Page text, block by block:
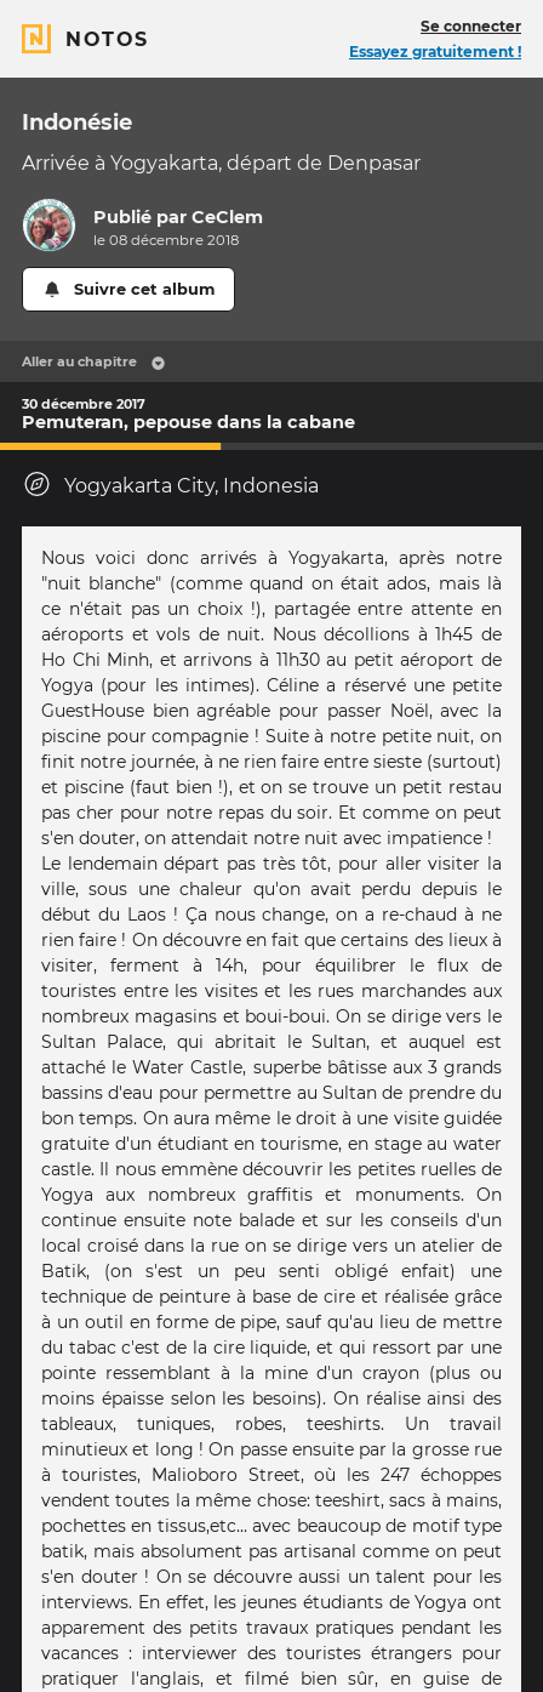
NOTOS
Se connecter
Essayez gratuitement !
Indonésie
Arrivée à Yogyakarta, départ de Denpasar
Publié parCeClem
le 08 décembre 2018
Suivre cet album
Aller au chapitre
30 décembre 2017
Pemuteran, pepouse dans la cabane
Yogyakarta City, Indonesia
Nous voici donc arrivés à Yogyakarta, après notre
"nuit blanche" (comme quand on était ados, mais là
ce n'était pas un choix !), partagée entre attente en
aéroports et vols de nuit. Nous décollions à 1h45 de
Ho Chi Minh, et arrivons à 11h30 au petit aéroport de
Yogya (pour les intimes). Céline a réservé une petite
GuestHouse bien agréable pour passer Noël, avec la
piscine pour compagnie ! Suite à notre petite nuit, on
finit notre journée, à ne rien faire entre sieste (surtout)
et piscine (faut bien !), et on se trouve un petit restau
pas cher pour notre repas du soir. Et comme on peut
s'en douter, on attendait notre nuit avec impatience !
Le lendemain départ pas très tôt, pour aller visiter la
ville, sous une chaleur qu'on avait perdu depuis le
début du Laos ! Ça nous change, on a re-chaud à ne
rien faire ! On découvre en fait que certains des lieux à
visiter, ferment à 14h, pour équilibrer le flux de
touristes entre les visites et les rues marchandes aux
nombreux magasins et boui-boui. On se dirige vers le
Sultan Palace, qui abritait le Sultan, et auquel est
attaché le Water Castle, superbe bâtisse aux 3 grands
bassins d'eau pour permettre au Sultan de prendre du
bon temps. On aura même le droit à une visite guidée
gratuite d'un étudiant en tourisme, en stage au water
castle. Il nous emmène découvrir les petites ruelles de
Yogya aux nombreux graffitis et monuments. On
continue ensuite note balade et sur les conseils d'un
local croisé dans la rue on se dirige vers un atelier de
Batik, (on s'est un peu senti obligé enfait) une
technique de peinture à base de cire et réalisée grâce
à un outil en forme de pipe, sauf qu'au lieu de mettre
du tabac c'est de la cire liquide, et qui ressort par une
pointe ressemblant à la mine d'un crayon (plus ou
moins épaisse selon les besoins). On réalise ainsi des
tableaux, tuniques, robes, teeshirts. Un travail
minutieux et long ! On passe ensuite par la grosse rue
à touristes, Malioboro Street, où les 247 échoppes
vendent toutes la même chose: teeshirt, sacs à mains,
pochettes en tissus,etc... avec beaucoup de motif type
batik, mais absolument pas artisanal comme on peut
s'en douter ! On se découvre aussi un talent pour les
interviews. En effet, les jeunes étudiants de Yogya ont
apparement des petits travaux pratiques pendant les
vacances : interviewer des touristes étrangers pour
pratiquer l'anglais, et filmé bien sûr, en guise de